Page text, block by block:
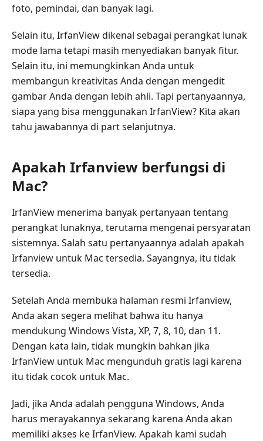
foto, pemindai, dan banyak lagi.
Selain itu, IrfanView dikenal sebagai perangkat lunak
mode lama tetapi masih menyediakan banyak fitur.
Selain itu, ini memungkinkan Anda untuk
membangun kreativitas Anda dengan mengedit
gambar Anda dengan lebih ahli. Tapi pertanyaannya,
siapa yang bisa menggunakan IrfanView? Kita akan
tahu jawabannya di part selanjutnya.
Apakah Irfanview berfungsi di
Mac?
IrfanView menerima banyak pertanyaan tentang
perangkat lunaknya, terutama mengenai persyaratan
sistemnya. Salah satu pertanyaannya adalah apakah
Irfanview untuk Mac tersedia. Sayangnya, itu tidak
tersedia.
Setelah Anda membuka halaman resmi Irfanview,
Anda akan segera melihat bahwa itu hanya
mendukung Windows Vista, XP, 7, 8, 10, dan 11.
Dengan kata lain, tidak mungkin bahkan jika
IrfanView untuk Mac mengunduh gratis lagi karena
itu tidak cocok untuk Mac.
Jadi, jika Anda adalah pengguna Windows, Anda
harus merayakannya sekarang karena Anda akan
memiliki akses ke IrfanView. Apakah kami sudah